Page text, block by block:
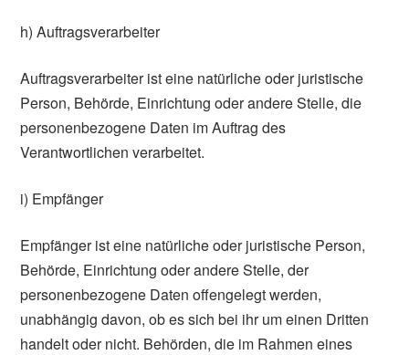
h) Auftragsverarbeiter
Auftragsverarbeiter ist eine natürliche oder juristische
Person, Behörde, Einrichtung oder andere Stelle, die
personenbezogene Daten im Auftrag des
Verantwortlichen verarbeitet.
i) Empfänger
Empfänger ist eine natürliche oder juristische Person,
Behörde, Einrichtung oder andere Stelle, der
personenbezogene Daten offengelegt werden,
unabhängig davon, ob es sich bei ihr um einen Dritten
handelt oder nicht. Behörden, die im Rahmen eines